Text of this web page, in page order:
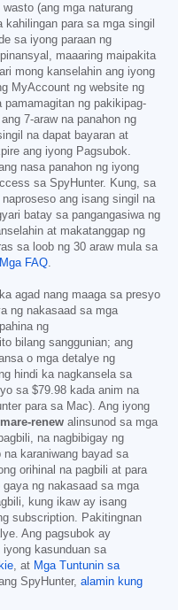
(ang mga naturang
para sa mga singil
sa iyong paraan ng
maaaring maipakita
mong kanselahin ang iyong
MyAccount ng website ng
ng pakikipag-
7-araw na panahon ng
na dapat bayaran at
ang iyong Pagsubok.
nasa panahon ng iyong
sa SpyHunter. Kung, sa
ang isang singil na
batay sa pangangasiwa ng
at makatanggap ng
sa loob ng 30 araw mula sa
FAQ
agad nang maaga sa presyo
ng nakasaad sa mga
ng
bilang sanggunian; ang
o mga detalye ng
hindi ka nagkansela sa
sa $79.98 kada anim na
para sa Mac). Ang iyong
renew alinsunod sa mga
na nagbibigay ng
karaniwang bayad sa
orihinal na pagbili at para
ng nakasaad sa mga
kung ikaw ay isang
subscription. Pakitingnan
Ang pagsubok ay
kasunduan sa
, at Mga Tuntunin sa
SpyHunter, alamin kung